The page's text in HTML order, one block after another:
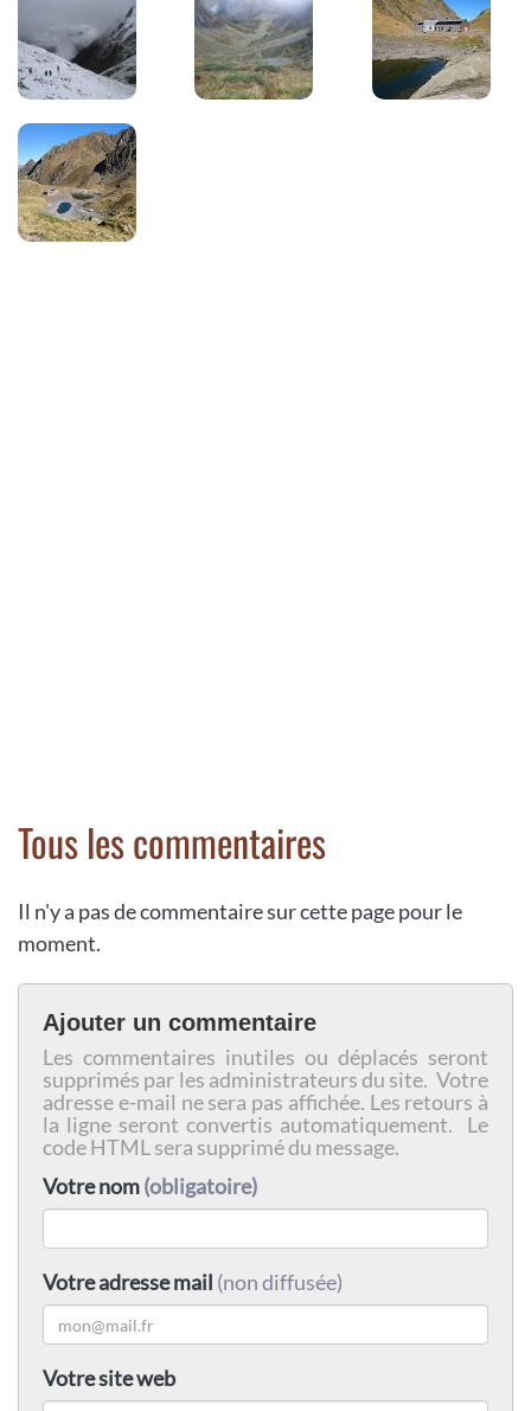
Tous les commentaires
Il n'y a pas de commentaire sur cette page pour le
moment.
Ajouter un commentaire
Les commentaires inutiles ou déplacés seront
supprimés par les administrateurs du site. Votre
adresse e-mail ne sera pas affichée. Les retours à
la ligne seront convertis automatiquement. Le
code HTML sera supprimé du message.
Votre nom(obligatoire)
Votre adresse mail (non diffusée)
Votre site web